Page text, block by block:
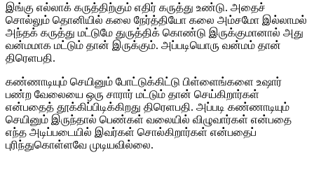
இங்கு எல்லாக் கருத்திற்கும் எதிர் கருத்து உண்டு. அதைச்
சொல்லும் தொனியில் கலை நேர்த்தியோ கலை அம்சமோ இல்லாமல்
அந்தக் கருத்து மட்டுமே துருத்திக் கொண்டு இருக்குமானால் அது
வன்மமாக மட்டும் தான் இருக்கும். அப்படியொரு வன்மம் தான்
திரெளபதி.
கண்ணாடியும் செயினும் போட்டுக்கிட்டு பிள்ளைங்களை உஷார்
பண்ற வேலையை ஒரு சாரார் மட்டும் தான் செய்கிறார்கள்
என்பதைத் தூக்கிப்பிடிக்கிறது திரெளபதி. அப்படி கண்ணாடியும்
செயினும் இருந்தால் பெண்கள் வலையில் விழுவார்கள் என்பதை
எந்த அடிப்படையில் இவர்கள் சொல்கிறார்கள் என்பதைப்
புரிந்துகொள்ளவே முடியவில்லை.